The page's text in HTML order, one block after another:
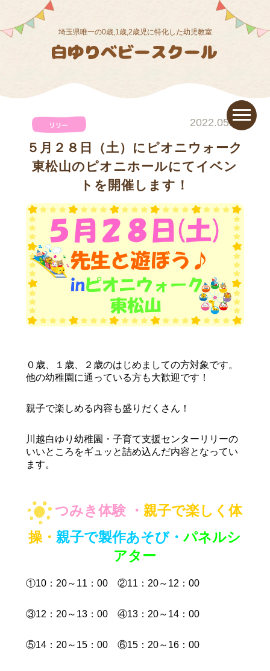
埼玉県唯一の0歳,1歳,2歳児に特化した幼児教室
2022.05.20
５月２８日（土）にピオニウォーク
東松山のピオニホールにてイベン
トを開催します！
０歳、１歳、２歳のはじめましての方対象です。
他の幼稚園に通っている方も大歓迎です！
親子で楽しめる内容も盛りだくさん！
川越白ゆり幼稚園・子育て支援センターリリーの
いいところをギュッと詰め込んだ内容となってい
ます。
つみき体験 ・ 親子で楽しく体
操・ 親子で製作あそび・パネルシ
アター
①10：20～11：00 ②11：20～12：00
③12：20～13：00 ④13：20～14：00
⑤14：20～15：00 ⑥15：20～16：00